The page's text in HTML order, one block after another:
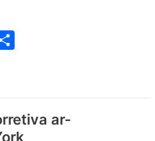
e
ar-